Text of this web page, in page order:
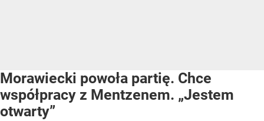
Morawiecki powoła partię. Chce
współpracy z Mentzenem. „Jestem
otwarty”